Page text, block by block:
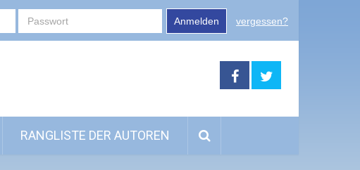
Anmelden vergessen?
RANGLISTE DER AUTOREN